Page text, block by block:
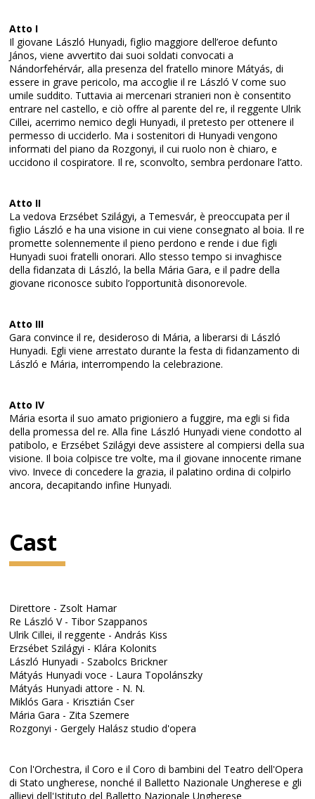
Atto I
Il giovane László Hunyadi, figlio maggiore dell’eroe defunto
János, viene avvertito dai suoi soldati convocati a
Nándorfehérvár, alla presenza del fratello minore Mátyás, di
essere in grave pericolo, ma accoglie il re László V come suo
umile suddito. Tuttavia ai mercenari stranieri non è consentito
entrare nel castello, e ciò offre al parente del re, il reggente Ulrik
Cillei, acerrimo nemico degli Hunyadi, il pretesto per ottenere il
permesso di ucciderlo. Ma i sostenitori di Hunyadi vengono
informati del piano da Rozgonyi, il cui ruolo non è chiaro, e
uccidono il cospiratore. Il re, sconvolto, sembra perdonare l’atto.
Atto II
La vedova Erzsébet Szilágyi, a Temesvár, è preoccupata per il
figlio László e ha una visione in cui viene consegnato al boia. Il re
promette solennemente il pieno perdono e rende i due figli
Hunyadi suoi fratelli onorari. Allo stesso tempo si invaghisce
della fidanzata di László, la bella Mária Gara, e il padre della
giovane riconosce subito l’opportunità disonorevole.
Atto III
Gara convince il re, desideroso di Mária, a liberarsi di László
Hunyadi. Egli viene arrestato durante la festa di fidanzamento di
László e Mária, interrompendo la celebrazione.
Atto IV
Mária esorta il suo amato prigioniero a fuggire, ma egli si fida
della promessa del re. Alla fine László Hunyadi viene condotto al
patibolo, e Erzsébet Szilágyi deve assistere al compiersi della sua
visione. Il boia colpisce tre volte, ma il giovane innocente rimane
vivo. Invece di concedere la grazia, il palatino ordina di colpirlo
ancora, decapitando infine Hunyadi.
Cast
Direttore - Zsolt Hamar
Re László V - Tibor Szappanos
Ulrik Cillei, il reggente - András Kiss
Erzsébet Szilágyi - Klára Kolonits
László Hunyadi - Szabolcs Brickner
Mátyás Hunyadi voce - Laura Topolánszky
Mátyás Hunyadi attore - N. N.
Miklós Gara - Krisztián Cser
Mária Gara - Zita Szemere
Rozgonyi - Gergely Halász studio d'opera
Con l'Orchestra, il Coro e il Coro di bambini del Teatro dell'Opera
di Stato ungherese, nonché il Balletto Nazionale Ungherese e gli
allievi dell'Istituto del Balletto Nazionale Ungherese